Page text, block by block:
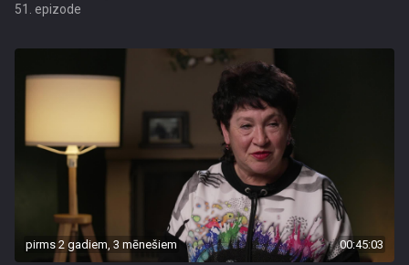
51. epizode
pirms 2 gadiem, 3 mēnešiem 00:45:03